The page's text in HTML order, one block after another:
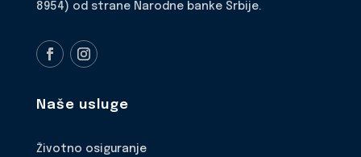
8954) od strane Narodne banke Srbije.
Naše usluge
Životno osiguranje